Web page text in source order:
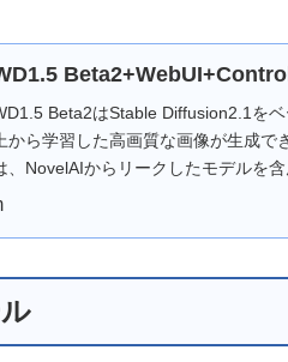
Beta2はStable Diffusion2.1を
から学習した高画質な画像が生成で
、NovelAIからリークしたモデルを
題があるといわれていました。一方
回、WD1.5 Betaと
質の生成環境を構築していきます。